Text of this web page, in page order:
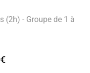
(2h) - Groupe de 1 à
€